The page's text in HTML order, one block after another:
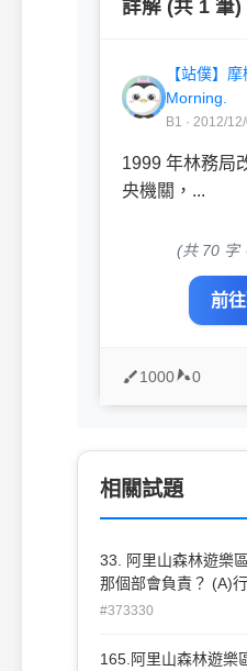
詳解 (共 1 筆)
【站僕】摩
Morning.
B1 · 2012/
1999 年林務局
央機關，...
(共 70 字
前
1000 0
相關試題
33. 阿里山森林遊樂
那個部會負責？ (A)行政院農業委員會 (C)
#373330
165.阿里山森林遊樂